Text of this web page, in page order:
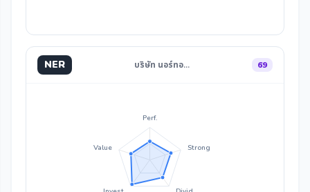
NER บริษัท นอร์ทอ… 69
Perf.
Strong
Value